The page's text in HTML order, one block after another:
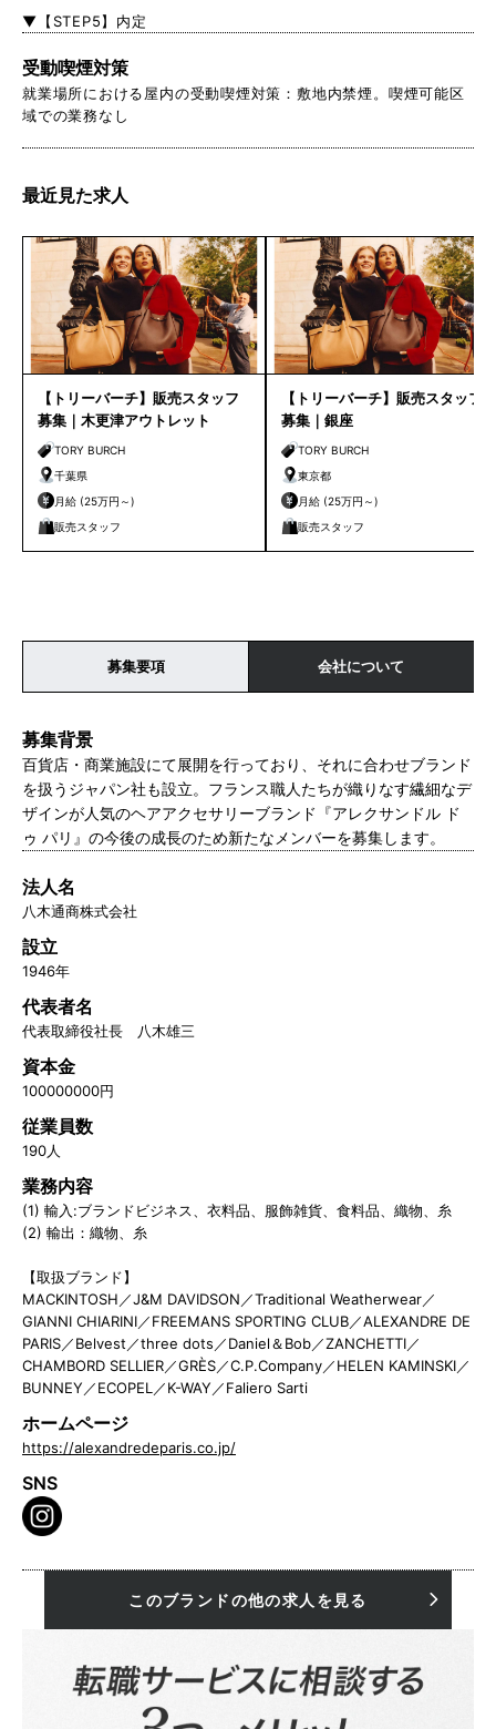
▼【STEP5】内定
受動喫煙対策
就業場所における屋内の受動喫煙対策：敷地内禁煙。喫煙可能区
域での業務なし
最近見た求人
【トリーバーチ】販売スタッフ
募集｜木更津アウトレット
TORY BURCH
千葉県
月給 (25万円～)
販売スタッフ
【トリーバーチ】販売スタッフ
募集｜銀座
TORY BURCH
東京都
月給 (25万円～)
販売スタッフ
募集要項 会社について
募集背景
百貨店・商業施設にて展開を行っており、それに合わせブランド
を扱うジャパン社も設立。フランス職人たちが織りなす繊細なデ
ザインが人気のヘアアクセサリーブランド『アレクサンドル ド
ゥ パリ』の今後の成長のため新たなメンバーを募集します。
法人名
八木通商株式会社
設立
1946年
代表者名
代表取締役社長 八木雄三
資本金
100000000円
従業員数
190人
業務内容
(1) 輸入:ブランドビジネス、衣料品、服飾雑貨、食料品、織物、糸
(2) 輸出：織物、糸
【取扱ブランド】
MACKINTOSH／J&M DAVIDSON／Traditional Weatherwear／
GIANNI CHIARINI／FREEMANS SPORTING CLUB／ALEXANDRE DE
PARIS／Belvest／three dots／Daniel＆Bob／ZANCHETTI／
CHAMBORD SELLIER／GRÈS／C.P.Company／HELEN KAMINSKI／
BUNNEY／ECOPEL／K-WAY／Faliero Sarti
ホームページ
https://alexandredeparis.co.jp/
SNS
このブランドの他の求人を見る